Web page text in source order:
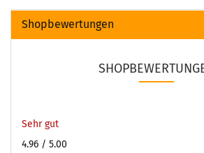
Shopbewertungen
Sehr gut
4.96 / 5.00